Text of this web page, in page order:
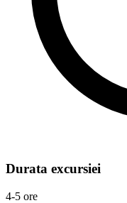
Durata excursiei
4-5 ore